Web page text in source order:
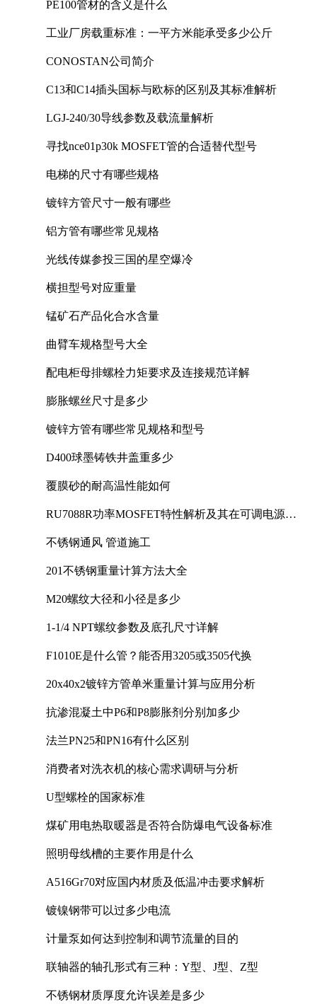
PE100管材的含义是什么
工业厂房载重标准：一平方米能承受多少公斤
CONOSTAN公司简介
C13和C14插头国标与欧标的区别及其标准解析
LGJ-240/30导线参数及载流量解析
寻找nce01p30k MOSFET管的合适替代型号
电梯的尺寸有哪些规格
镀锌方管尺寸一般有哪些
铝方管有哪些常见规格
光线传媒参投三国的星空爆冷
横担型号对应重量
锰矿石产品化合水含量
曲臂车规格型号大全
配电柜母排螺栓力矩要求及连接规范详解
膨胀螺丝尺寸是多少
镀锌方管有哪些常见规格和型号
D400球墨铸铁井盖重多少
覆膜砂的耐高温性能如何
RU7088R功率MOSFET特性解析及其在可调电源设
不锈钢通风 管道施工
201不锈钢重量计算方法大全
M20螺纹大径和小径是多少
1-1/4 NPT螺纹参数及底孔尺寸详解
F1010E是什么管？能否用3205或3505代换
20x40x2镀锌方管单米重量计算与应用分析
抗渗混凝土中P6和P8膨胀剂分别加多少
法兰PN25和PN16有什么区别
消费者对洗衣机的核心需求调研与分析
U型螺栓的国家标准
煤矿用电热取暖器是否符合防爆电气设备标准
照明母线槽的主要作用是什么
A516Gr70对应国内材质及低温冲击要求解析
镀镍钢带可以过多少电流
计量泵如何达到控制和调节流量的目的
联轴器的轴孔形式有三种：Y型、J型、Z型
不锈钢材质厚度允许误差是多少